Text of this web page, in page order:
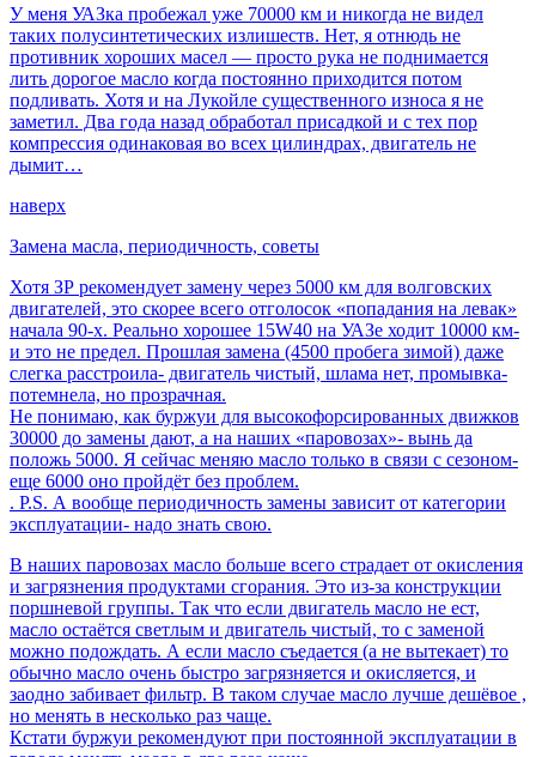
У меня УАЗка пробежал уже 70000 км и никогда не видел
таких полусинтетических излишеств. Нет, я отнюдь не
противник хороших масел — просто рука не поднимается
лить дорогое масло когда постоянно приходится потом
подливать. Хотя и на Лукойле существенного износа я не
заметил. Два года назад обработал присадкой и с тех пор
компрессия одинаковая во всех цилиндрах, двигатель не
дымит…
наверх
Замена масла, периодичность, советы
Хотя ЗР рекомендует замену через 5000 км для волговских
двигателей, это скорее всего отголосок «попадания на левак»
начала 90-х. Реально хорошее 15W40 на УАЗе ходит 10000 км-
и это не предел. Прошлая замена (4500 пробега зимой) даже
слегка расстроила- двигатель чистый, шлама нет, промывка-
потемнела, но прозрачная.
Не понимаю, как буржуи для высокофорсированных движков
30000 до замены дают, а на наших «паровозах»- вынь да
положь 5000. Я сейчас меняю масло только в связи с сезоном-
еще 6000 оно пройдёт без проблем.
. P.S. А вообще периодичность замены зависит от категории
эксплуатации- надо знать свою.
В наших паровозах масло больше всего страдает от окисления
и загрязнения продуктами сгорания. Это из-за конструкции
поршневой группы. Так что если двигатель масло не ест,
масло остаётся светлым и двигатель чистый, то с заменой
можно подождать. А если масло съедается (а не вытекает) то
обычно масло очень быстро загрязняется и окисляется, и
заодно забивает фильтр. В таком случае масло лучше дешёвое ,
но менять в несколько раз чаще.
Кстати буржуи рекомендуют при постоянной эксплуатации в